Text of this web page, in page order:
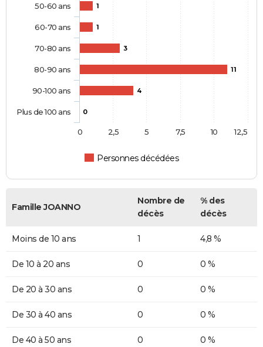
1
1
3
11
4
0
Personnes décédées
50-60 ans
60-70 ans
70-80 ans
80-90 ans
90-100 ans
Plus de 100 ans
0 10
2,5 5 7,5 12,5
Famille JOANNO
Nombre de
décès
% des
décès
Moins de 10 ans 1 4,8 %
De 10 à 20 ans 0 0 %
De 20 à 30 ans 0 0 %
De 30 à 40 ans 0 0 %
De 40 à 50 ans 0 0 %